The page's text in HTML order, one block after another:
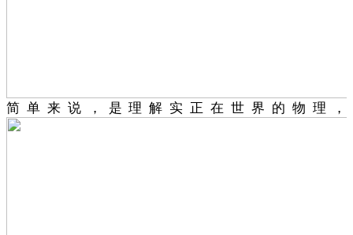
简单来说，是理解实正在世界的物理，